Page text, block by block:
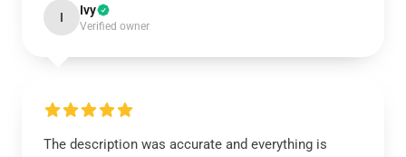
I Ivy
Verified owner
The description was accurate and everything is